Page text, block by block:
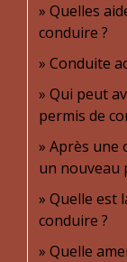
Quelles
conduire ?
Conduite
Qui peut
permis de
Après une
un nouveau
Quelle est
conduire ?
Quelle